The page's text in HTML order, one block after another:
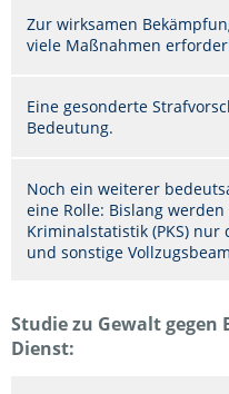
Zur wirksamen
viele Maßnahmen
Eine gesonderte
Bedeutung.
Noch ein weiterer
eine Rolle: Bislang
Kriminalstatistik (PKS)
und sonstige
Studie zu Gewalt
Dienst: